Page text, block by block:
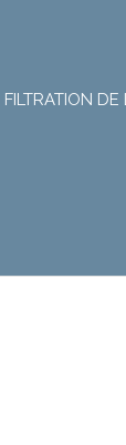
FILTRATION DE